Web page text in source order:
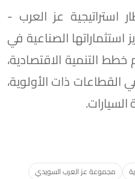
استراتيجية عز العرب -
استثماراتها الصناعية في
التنمية الاقتصادية،
القطاعات ذات الأولوية،
مجموعة عز العرب السويدي